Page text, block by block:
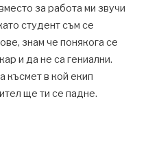
за работа ми звучи
студент съм се
знам че понякога се
и да не са гениални.
късмет в кой екип
ще ти се падне.